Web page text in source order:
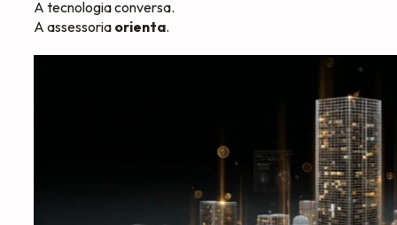
A tecnologia conversa.
A assessoria orienta.